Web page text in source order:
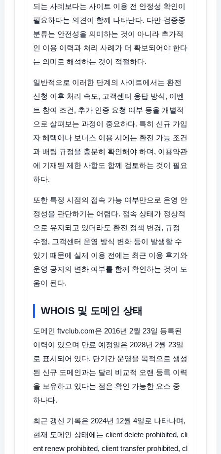
되는 사례보다는 사이트 이용 전 안정성 확인이
필요하다는 의견이 함께 나타난다. 다만 검증중
분류는 안전성을 의미하는 것이 아니라 추가적
인 이용 이력과 처리 사례가 더 확보되어야 한다
는 의미로 해석하는 것이 적절하다.
일반적으로 이러한 단계의 사이트에서는 환전
신청 이후 처리 속도, 고객센터 응답 방식, 이벤
트 참여 조건, 추가 인증 요청 여부 등을 개별적
으로 살펴보는 과정이 중요하다. 특히 신규 가입
자 혜택이나 보너스 이용 시에는 환전 가능 조건
과 배팅 규정을 충분히 확인해야 하며, 이용약관
에 기재된 제한 사항도 함께 검토하는 것이 필요
하다.
또한 특정 시점의 접속 가능 여부만으로 운영 안
정성을 판단하기는 어렵다. 접속 상태가 정상적
으로 유지되고 있더라도 환전 정책 변경, 규정
수정, 고객센터 운영 방식 변화 등이 발생할 수
있기 때문에 실제 이용 전에는 최근 이용 후기와
운영 공지의 변화 여부를 함께 확인하는 것이 도
움이 된다.
WHOIS 및 도메인 상태
도메인 ftvclub.com은 2016년 2월 23일 등록된
이력이 있으며 만료 예정일은 2028년 2월 23일
로 표시되어 있다. 단기간 운영을 목적으로 생성
된 신규 도메인과는 달리 비교적 오랜 등록 이력
을 보유하고 있다는 점은 확인 가능한 요소 중
하나다.
최근 갱신 기록은 2024년 12월 4일로 나타나며,
현재 도메인 상태에는 client delete prohibited, cli
ent renew prohibited, client transfer prohibited, cl